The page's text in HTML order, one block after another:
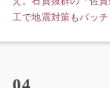
工で地震対策もバッチ